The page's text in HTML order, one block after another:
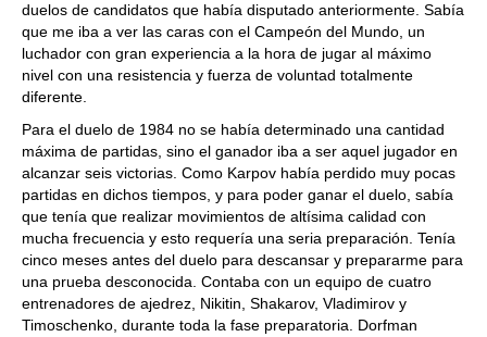
duelos de candidatos que había disputado anteriormente. Sabía
que me iba a ver las caras con el Campeón del Mundo, un
luchador con gran experiencia a la hora de jugar al máximo
nivel con una resistencia y fuerza de voluntad totalmente
diferente.
Para el duelo de 1984 no se había determinado una cantidad
máxima de partidas, sino el ganador iba a ser aquel jugador en
alcanzar seis victorias. Como Karpov había perdido muy pocas
partidas en dichos tiempos, y para poder ganar el duelo, sabía
que tenía que realizar movimientos de altísima calidad con
mucha frecuencia y esto requería una seria preparación. Tenía
cinco meses antes del duelo para descansar y prepararme para
una prueba desconocida. Contaba con un equipo de cuatro
entrenadores de ajedrez, Nikitin, Shakarov, Vladimirov y
Timoschenko, durante toda la fase preparatoria. Dorfman